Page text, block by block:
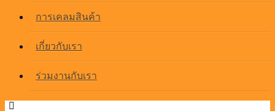
การเคลมสินค้า
เกี่ยวกับเรา
ร่วมงานกับเรา